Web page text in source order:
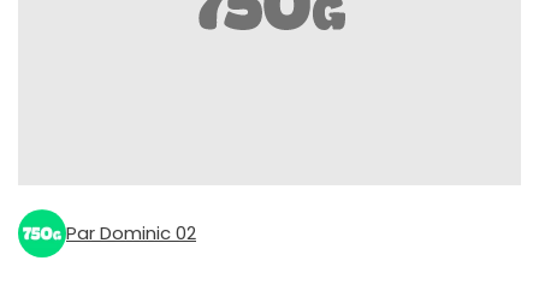
Par Dominic 02